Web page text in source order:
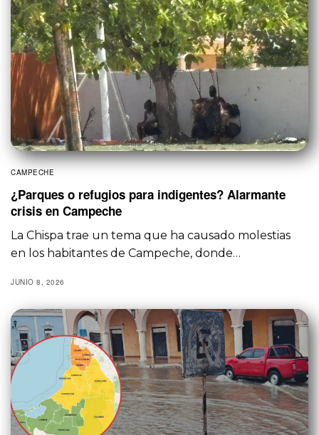
CAMPECHE
¿Parques o refugios para indigentes? Alarmante
crisis en Campeche
La Chispa trae un tema que ha causado molestias
en los habitantes de Campeche, donde…
JUNIO 8, 2026